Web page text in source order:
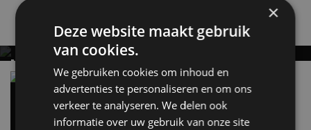
Nieuwste berichten
MET KORTING NAAR EV EXPERIENCE 2026?
AUTORAI REGELT HET!
EV Experience 2026 van 24 tot 26 september
Vergelijking: BMW iX3 vs Volvo EX60 – Welke
moet je hebben?
28 mei
×
Deze website maakt gebruik
van cookies.
We gebruiken cookies om inhoud en
advertenties te personaliseren en om ons
verkeer te analyseren. We delen ook
informatie over uw gebruik van onze site